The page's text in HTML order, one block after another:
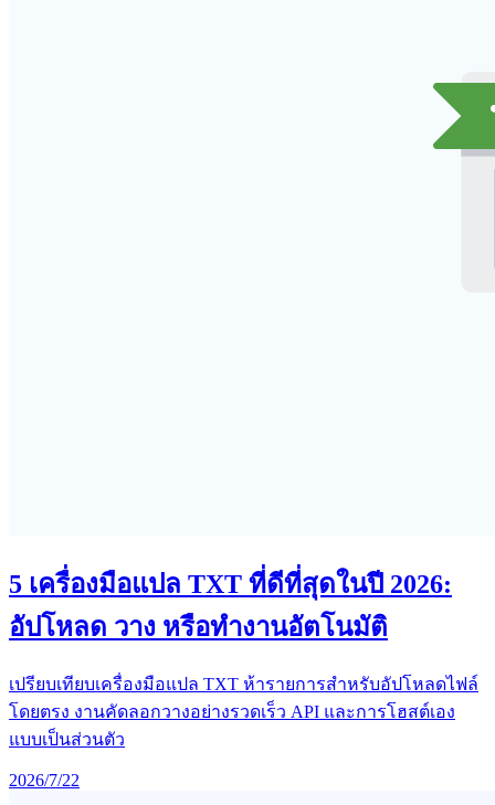
5 เครื่องมือแปล TXT ที่ดีที่สุดในปี 2026:
อัปโหลด วาง หรือทำงานอัตโนมัติ
เปรียบเทียบเครื่องมือแปล TXT ห้ารายการสำหรับอัปโหลดไฟล์
โดยตรง งานคัดลอกวางอย่างรวดเร็ว API และการโฮสต์เอง
แบบเป็นส่วนตัว
2026/7/22